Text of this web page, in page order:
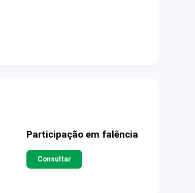
Participação em falência
Consultar